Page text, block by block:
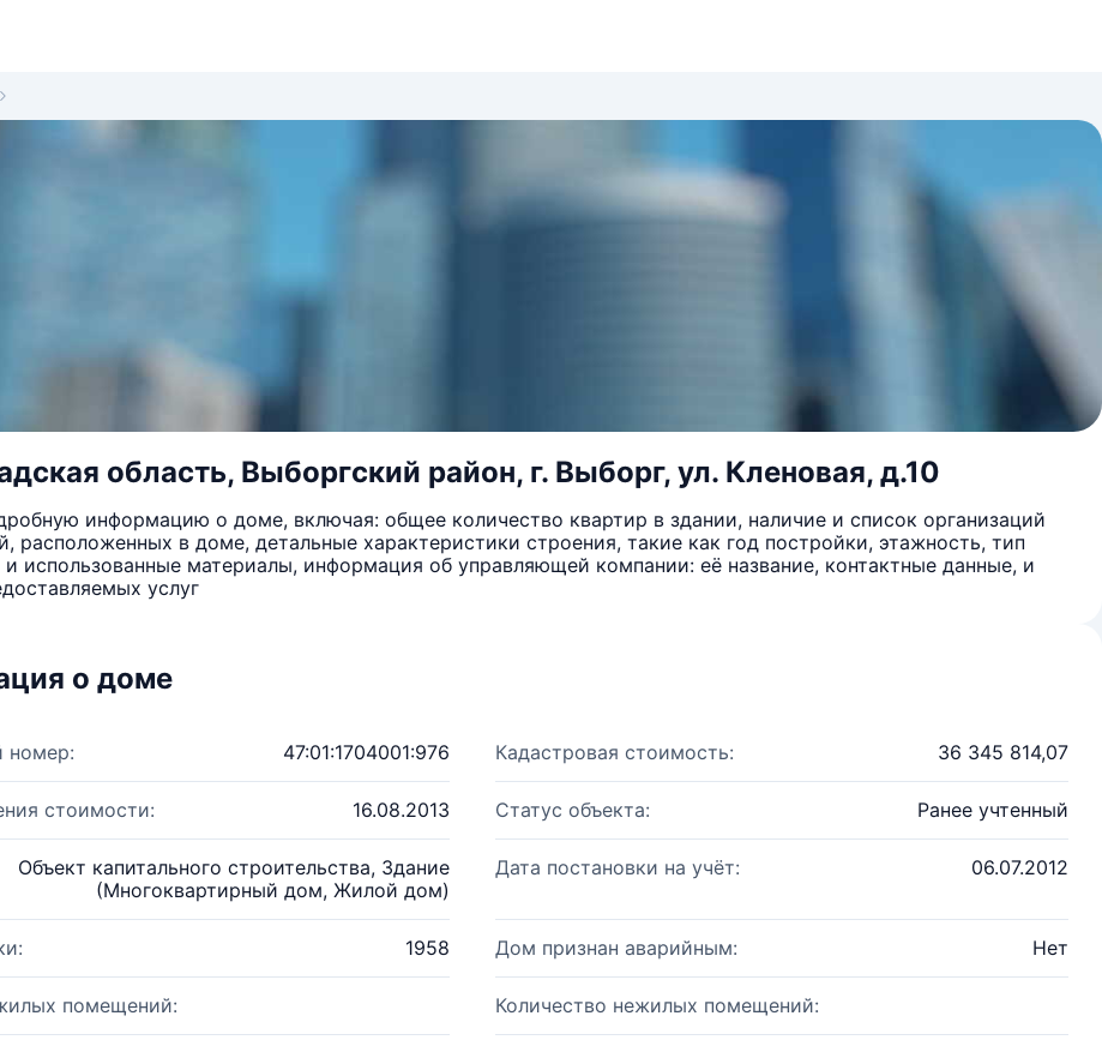
область, Выборгский район, г. Выборг, ул. Кленовая, д.10
информацию о доме, включая: общее количество квартир в здании, наличие и список организаций
расположенных в доме, детальные характеристики строения, такие как год постройки, этажность, тип
и использованные материалы, информация об управляющей компании: её название, контактные данные, и
услуг
о доме
номер: 47:01:1704001:976 Кадастровая стоимость: 36 345 814,07
стоимости: 16.08.2013 Статус объекта: Ранее учтенный
Объект капитального строительства, Здание
(Многоквартирный дом, Жилой дом)
Дата постановки на учёт: 06.07.2012
1958 Дом признан аварийным: Нет
помещений: Количество нежилых помещений: